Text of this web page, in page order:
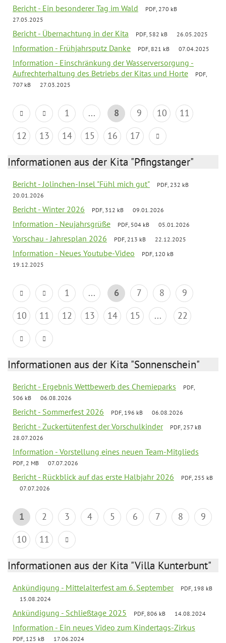
Bericht - Ein besonderer Tag im Wald
PDF, 270 kB
27.05.2025
Bericht - Übernachtung in der Kita PDF, 582 kB 26.05.2025
Information - Frühjahrsputz Danke PDF, 821 kB 07.04.2025
Information - Einschränkung der Wasserversorgung -
Aufrechterhaltung des Betriebs der Kitas und Horte
PDF,
707 kB
27.03.2025
1 ... 8 9 10
11
12
13 14 15 16 17
Informationen aus der Kita "Pfingstanger"
Bericht - Jolinchen-Insel "Fühl mich gut"
PDF, 232 kB
20.01.2026
Bericht - Winter 2026 PDF, 312 kB 09.01.2026
Information - Neujahrsgrüße PDF, 504 kB 05.01.2026
Vorschau - Jahresplan 2026 PDF, 213 kB 22.12.2025
Information - Neues Youtube-Video
PDF, 120 kB
19.12.2025
1 ... 6 7 8
9
10
11 12 13 14 15 ... 22
Informationen aus der Kita "Sonnenschein"
Bericht - Ergebnis Wettbewerb des Chemieparks
PDF,
506 kB
06.08.2026
Bericht - Sommerfest 2026 PDF, 196 kB 06.08.2026
Bericht - Zuckertütenfest der Vorschulkinder
PDF, 257 kB
28.07.2026
Information - Vorstellung eines neuen Team-Mitglieds
PDF, 2 MB 07.07.2026
Bericht - Rückblick auf das erste Halbjahr 2026
PDF, 255 kB
07.07.2026
1 2 3 4 5 6 7 8
9
10
11
Informationen aus der Kita "Villa Kunterbunt"
Ankündigung - Mittelalterfest am 6. September
PDF, 198 kB
15.08.2024
Ankündigung - Schließtage 2025 PDF, 806 kB 14.08.2024
Information - Ein neues Video zum Kindertags-Zirkus
PDF, 125 kB 17.06.2024